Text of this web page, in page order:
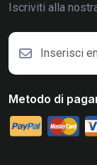
Iscriviti alla
Metodo di